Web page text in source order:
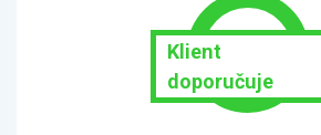
Klient
doporučuje